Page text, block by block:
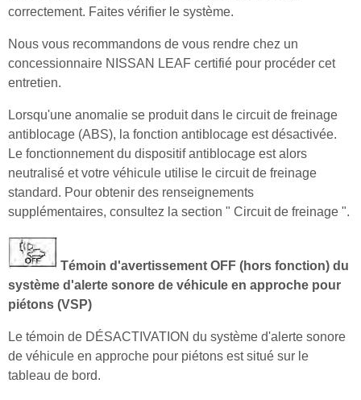
correctement. Faites vérifier le système.
Nous vous recommandons de vous rendre chez un
concessionnaire NISSAN LEAF certifié pour procéder cet
entretien.
Lorsqu'une anomalie se produit dans le circuit de freinage
antiblocage (ABS), la fonction antiblocage est désactivée.
Le fonctionnement du dispositif antiblocage est alors
neutralisé et votre véhicule utilise le circuit de freinage
standard. Pour obtenir des renseignements
supplémentaires, consultez la section " Circuit de freinage ".
Témoin d'avertissement OFF (hors fonction) du
système d'alerte sonore de véhicule en approche pour
piétons (VSP)
Le témoin de DÉSACTIVATION du système d'alerte sonore
de véhicule en approche pour piétons est situé sur le
tableau de bord.